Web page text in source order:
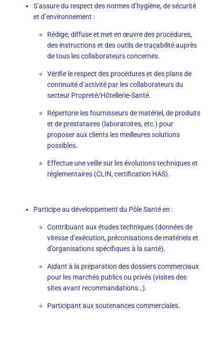
S’assure du respect des normes d’hygiène, de sécurité
et d’environnement :
Rédige, diffuse et met en œuvre des procédures,
des instructions et des outils de traçabilité auprès
de tous les collaborateurs concernés.
Vérifie le respect des procédures et des plans de
continuité d’activité par les collaborateurs du
secteur Propreté/Hôtellerie-Santé.
Répertorie les fournisseurs de matériel, de produits
et de prestataires (laboratoires, etc.) pour
proposer aux clients les meilleures solutions
possibles.
Effectue une veille sur les évolutions techniques et
réglementaires (CLIN, certification HAS).
Participe au développement du Pôle Santé en :
Contribuant aux études techniques (données de
vitesse d’exécution, préconisations de matériels et
d’organisations spécifiques à la santé).
Aidant à la préparation des dossiers commerciaux
pour les marchés publics ou privés (visites des
sites avant recommandations…).
Participant aux soutenances commerciales.